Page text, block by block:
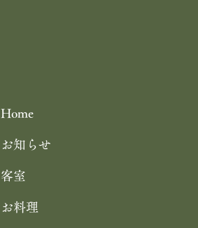
Home
お知らせ
客室
お料理